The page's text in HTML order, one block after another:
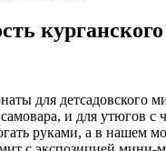
курганского
для
и для утюгов
руками, а в нашем